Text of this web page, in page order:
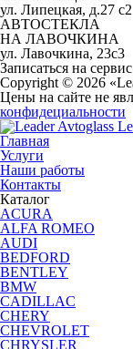
ул. Липецкая, д.27 с2
АВТОСТЕКЛА
НА ЛАВОЧКИНА
ул. Лавочкина, 23с3
Записаться на сервис
Copyright © 2026
Цены на сайте не
конфидециальности
Главная
Услуги
Наши работы
Контакты
Каталог
ACURA
ALFA ROMEO
AUDI
BEDFORD
BENTLEY
BMW
CADILLAC
CHERY
CHEVROLET
CHRYSLER